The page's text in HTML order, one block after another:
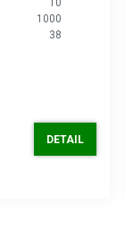
10
1000
38
DETAIL